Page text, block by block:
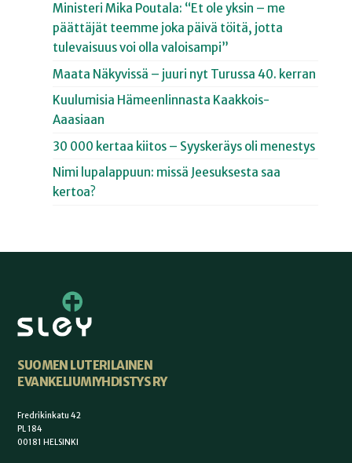
Ministeri Mika Poutala: “Et ole yksin – me
päättäjät teemme joka päivä töitä, jotta
tulevaisuus voi olla valoisampi”
Maata Näkyvissä – juuri nyt Turussa 40. kerran
Kuulumisia Hämeenlinnasta Kaakkois-
Aaasiaan
30 000 kertaa kiitos – Syyskeräys oli menestys
Nimi lupalappuun: missä Jeesuksesta saa
kertoa?
SUOMEN LUTERILAINEN
EVANKELIUMIYHDISTYS RY
Fredrikinkatu 42
PL 184
00181 HELSINKI